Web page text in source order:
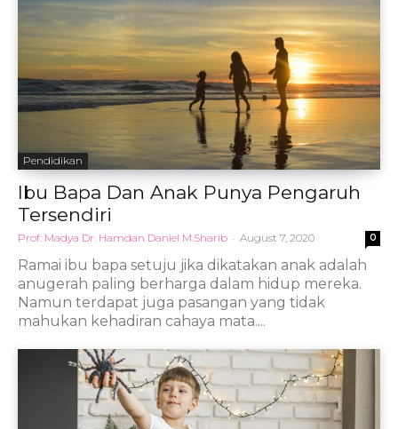
Pendidikan
Ibu Bapa Dan Anak Punya Pengaruh
Tersendiri
Prof. Madya Dr. Hamdan Daniel M.Sharib - August 7, 2020 0
Ramai ibu bapa setuju jika dikatakan anak adalah
anugerah paling berharga dalam hidup mereka.
Namun terdapat juga pasangan yang tidak
mahukan kehadiran cahaya mata....